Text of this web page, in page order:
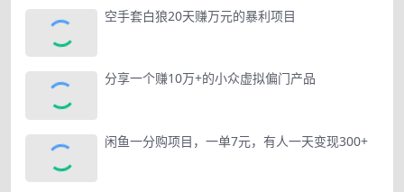
空手套白狼20天赚万元的暴利项目
分享一个赚10万+的小众虚拟偏门产品
闲鱼一分购项目，一单7元，有人一天变现300+